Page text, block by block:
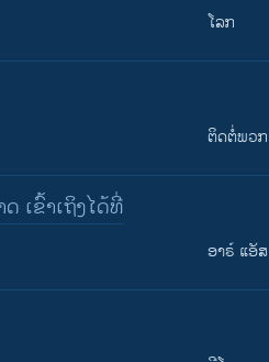
ໂລກ
ຕິດຕໍ່ພວກ
ເຂົ້າເຖິງໄດ້ທີ່
ອາຣ໌ ແອັ